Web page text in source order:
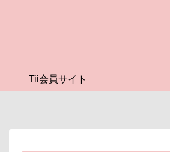
Tii会員サイト